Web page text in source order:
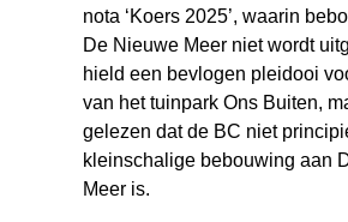
nota ‘Koers 2025’, waarin
De Nieuwe Meer niet wordt
hield een bevlogen pleidooi
van het tuinpark Ons Buiten,
gelezen dat de BC niet
kleinschalige bebouwing aan
Meer is.